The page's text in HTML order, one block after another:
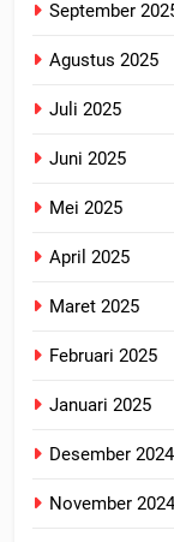
September
Agustus 2025
Juli 2025
Juni 2025
Mei 2025
April 2025
Maret 2025
Februari 2025
Januari 2025
Desember 2024
November 2024